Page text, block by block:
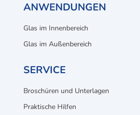
ANWENDUNGEN
Glas im Innenbereich
Glas im Außenbereich
SERVICE
Broschüren und Unterlagen
Praktische Hilfen